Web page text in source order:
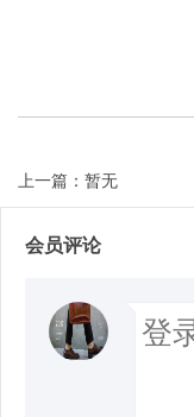
上一篇：暂无
会员评论